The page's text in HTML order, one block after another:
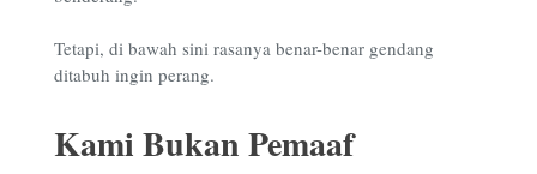
Tetapi, di bawah sini rasanya benar-benar gendang
ditabuh ingin perang.
Kami Bukan Pemaaf